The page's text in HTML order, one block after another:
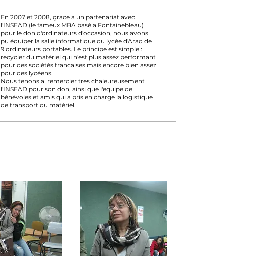
En 2007 et 2008, grace a un partenariat avec
l'INSEAD (le fameux MBA basé a Fontainebleau)
pour le don d'ordinateurs d'occasion, nous avons
pu équiper la salle informatique du lycée d'Arad de
9 ordinateurs portables. Le principe est simple :
recycler du matériel qui n'est plus assez performant
pour des sociétés francaises mais encore bien assez
pour des lycéens.
Nous tenons a remercier tres chaleureusement
l'INSEAD pour son don, ainsi que l'equipe de
bénévoles et amis qui a pris en charge la logistique
de transport du matériel.